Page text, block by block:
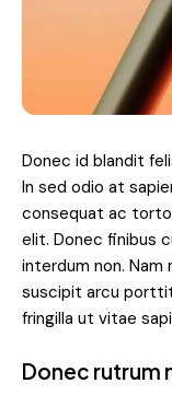
Donec id blandit
In sed odio at
consequat ac
elit. Donec finibus
interdum non.
suscipit arcu
fringilla ut vitae
Donec rutrum